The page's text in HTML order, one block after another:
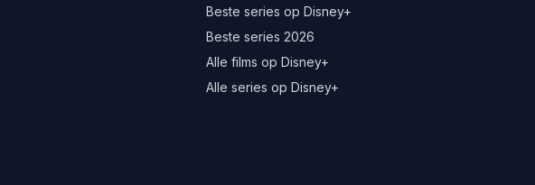
Beste series op Disney+
Beste series 2026
Alle films op Disney+
Alle series op Disney+